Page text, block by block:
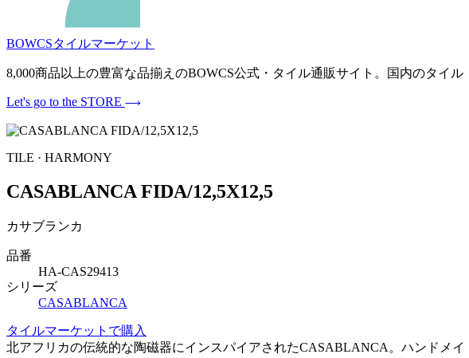
BOWCSタイルマーケット
8,000商品以上の豊富な品揃えのBOWCS公式・タイル通販サイト。国内のタイ
Let's go to the STORE
TILE · HARMONY
CASABLANCA FIDA/12,5X12,5
カサブランカ
品番
HA-CAS29413
シリーズ
CASABLANCA
タイルマーケットで購入
北アフリカの伝統的な陶磁器にインスパイアされたCASABLANCA。ハンドメ